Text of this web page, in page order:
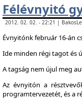
Félévnyitó
2012. 02. 02. - 22:21 |
Évnyitónk február 16-án
Ide minden régi tagot és
A tagság nem újul meg
Az évnyitón a
programtervezetét, és a